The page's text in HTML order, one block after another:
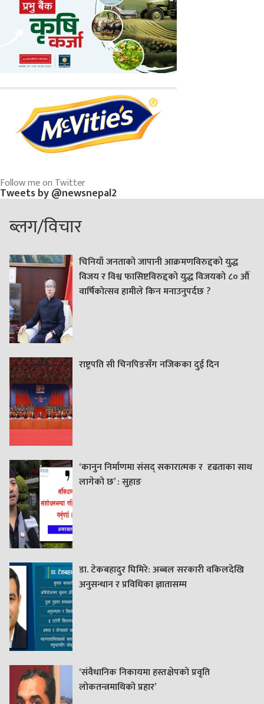
Follow me on Twitter
Tweets by @newsnepal2
ब्लग/विचार
चिनियाँ जनताको जापानी आक्रमणविरुद्दको युद्ध
विजय र विश्व फासिष्टविरुद्दको युद्ध विजयको ८० औं
वार्षिकोत्सव हामीले किन मनाउनुपर्दछ ?
राष्ट्रपति सी चिनपिङसँग नजिकका दुई दिन
‘कानुन निर्माणमा संसद् सकारात्मक र दृढताका साथ
लागेको छ’ : सुहाङ
डा. टेकबहादुर घिमिरे: अब्बल सरकारी वकिलदेखि
अनुसन्धान र प्रविधिका ज्ञातासम्म
‘संवैधानिक निकायमा हस्तक्षेपको प्रवृति
लोकतन्त्रमाथिको प्रहार’